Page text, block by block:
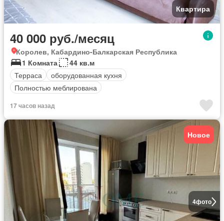
Квартира
40 000 руб./месяц
Королев, Кабардино-Балкарская Республика
1 Комната
44 кв.м
Терраса
оборудованная кухня
Полностью меблирована
17 часов назад
4фото
Новое